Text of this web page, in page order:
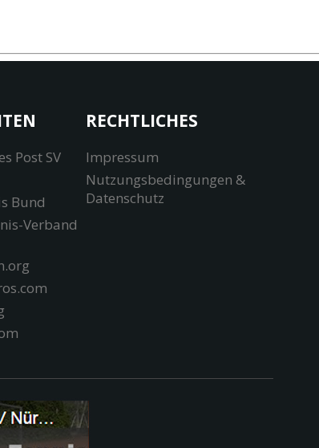
Post SV
Bund
Verband
RECHTLICHES
Impressum
Nutzungsbedingungen &
Datenschutz